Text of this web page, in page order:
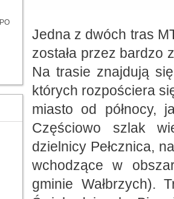
Jedna z dwóch tras
została przez bardzo
Na trasie znajdują
których rozpościera
miasto od północy,
Częściowo szlak
dzielnicy Pełcznica,
wchodzące w
gminie Wałbrzych).